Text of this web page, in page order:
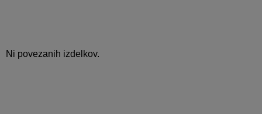
Ni povezanih izdelkov.